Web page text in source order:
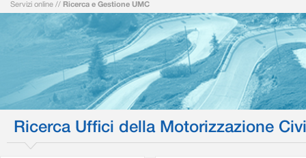
Servizi online // Ricerca e Gestione UMC
Ricerca Uffici della Motorizzazione